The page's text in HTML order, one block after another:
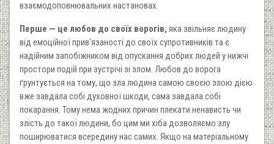
взаємодоповнювальних настановах.
Перше — це любов до своїх ворогів, яка звільняє людину
від емоційної прив’язаності до своїх супротивників та є
надійним запобіжником від опускання добрих людей у нижчі
простори подій при зустрічі зі злом. Любов до ворога
ґрунтується на тому, що зла людина самою своєю злою дією
вже завдала собі духовної шкоди, сама завдала собі
покарання. Тому нема жодних причин плекати ненависть чи
злість до такої людини, бо цим ми хіба дозволяємо злу
поширюватися всередину нас самих. Якщо на матеріальному